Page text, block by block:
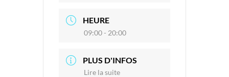
HEURE
09:00 - 20:00
PLUS D'INFOS
Lire la suite